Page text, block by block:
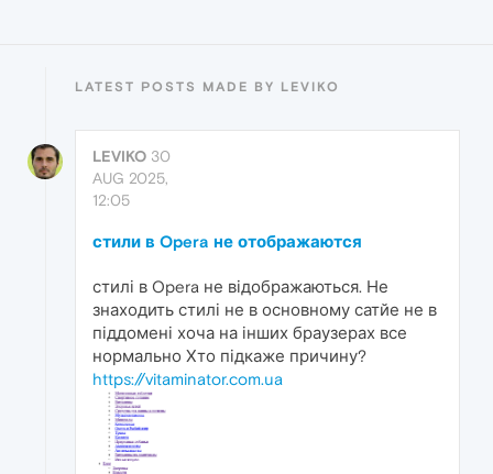
LATEST POSTS MADE BY LEVIKO
LEVIKO 30
AUG 2025,
12:05
стили в Opera не отображаются
стилі в Opera не відображаються. Не
знаходить стилі не в основному сатйе не в
піддомені хоча на інших браузерах все
нормально Хто підкаже причину?
https://vitaminator.com.ua